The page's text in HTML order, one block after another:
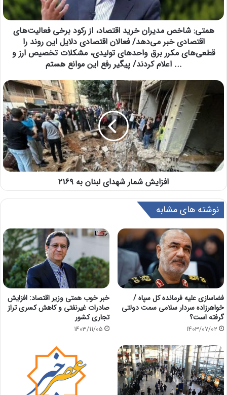
همتی: شاخص مدیران خرید اقتصاد، از رکود برخی فعالیت‌های
اقتصادی خبر می‌دهد/ فعالان اقتصادی دلایل این روند را
قطعی‌های مکرر برق واحد‌های تولیدی، مشکلات تخصیص ارز و
... اعلام کردند/ پیگیر رفع این موانع هستم
افزایش شمار شهدای لبنان به ۲۱۶۹
نوشته های مشابه
فضاسازی علیه فرمانده کل سپاه /
خواهرزاده سردار سلامی سمت دولتی
گرفته است؟
1403/07/02
خبر خوب همتی وزیر اقتصاد: افزایش
صادرات غیرنفتی و کاهش کسری تراز
تجاری کشور
1403/11/05